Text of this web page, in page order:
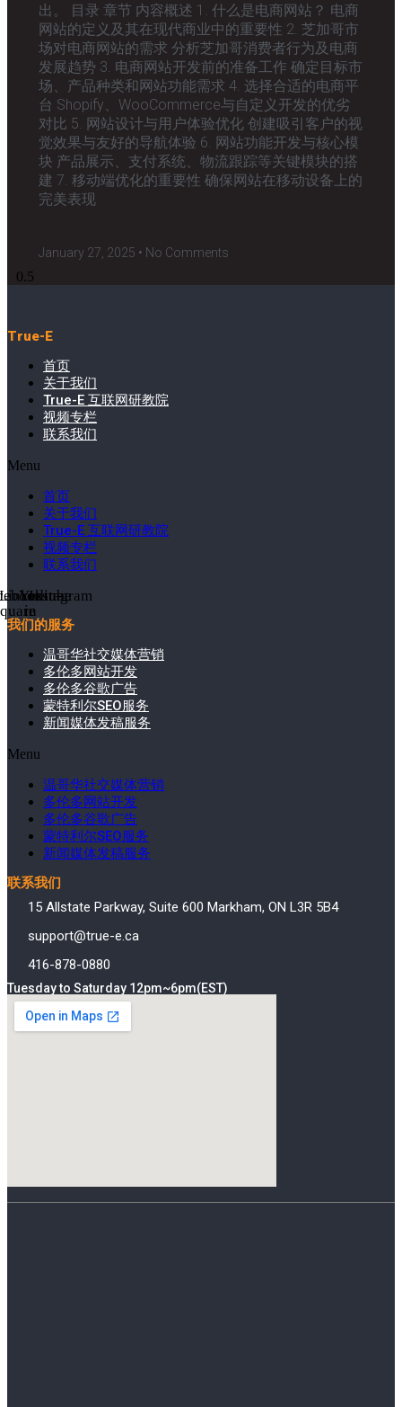
出。 目录 章节 内容概述 1. 什么是电商网站？ 电商
网站的定义及其在现代商业中的重要性 2. 芝加哥市
场对电商网站的需求 分析芝加哥消费者行为及电商
发展趋势 3. 电商网站开发前的准备工作 确定目标市
场、产品种类和网站功能需求 4. 选择合适的电商平
台 Shopify、WooCommerce与自定义开发的优劣
对比 5. 网站设计与用户体验优化 创建吸引客户的视
觉效果与友好的导航体验 6. 网站功能开发与核心模
块 产品展示、支付系统、物流跟踪等关键模块的搭
建 7. 移动端优化的重要性 确保网站在移动设备上的
完美表现
January 27, 2025 No Comments
True-E
首页
关于我们
True-E 互联网研教院
视频专栏
联系我们
Menu
首页
关于我们
True-E 互联网研教院
视频专栏
联系我们
in
Youtube
Instagram
我们的服务
温哥华社交媒体营销
多伦多网站开发
多伦多谷歌广告
蒙特利尔SEO服务
新闻媒体发稿服务
Menu
温哥华社交媒体营销
多伦多网站开发
多伦多谷歌广告
蒙特利尔SEO服务
新闻媒体发稿服务
联系我们
15 Allstate Parkway, Suite 600 Markham, ON L3R 5B4
support@true-e.ca
416-878-0880
Tuesday to Saturday 12pm~6pm(EST)